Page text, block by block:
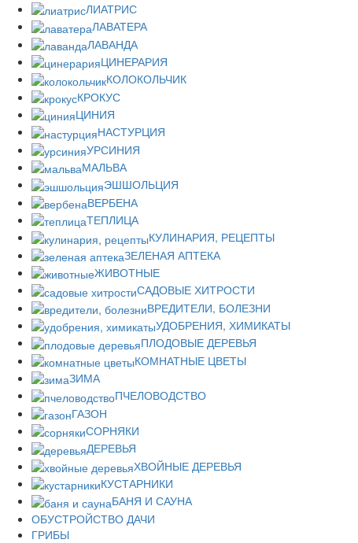
ЛИАТРИС
ЛАВАТЕРА
ЛАВАНДА
ЦИНЕРАРИЯ
КОЛОКОЛЬЧИК
КРОКУС
ЦИНИЯ
НАСТУРЦИЯ
УРСИНИЯ
МАЛЬВА
ЭШШОЛЬЦИЯ
ВЕРБЕНА
ТЕПЛИЦА
КУЛИНАРИЯ, РЕЦЕПТЫ
ЗЕЛЕНАЯ АПТЕКА
ЖИВОТНЫЕ
САДОВЫЕ ХИТРОСТИ
ВРЕДИТЕЛИ, БОЛЕЗНИ
УДОБРЕНИЯ, ХИМИКАТЫ
ПЛОДОВЫЕ ДЕРЕВЬЯ
КОМНАТНЫЕ ЦВЕТЫ
ЗИМА
ПЧЕЛОВОДСТВО
ГАЗОН
СОРНЯКИ
ДЕРЕВЬЯ
ХВОЙНЫЕ ДЕРЕВЬЯ
КУСТАРНИКИ
БАНЯ И САУНА
ОБУСТРОЙСТВО ДАЧИ
ГРИБЫ